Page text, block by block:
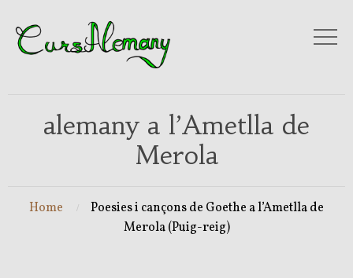
alemany a l’Ametlla de
Merola
Home
Poesies i cançons de Goethe a l’Ametlla de
Merola (Puig-reig)